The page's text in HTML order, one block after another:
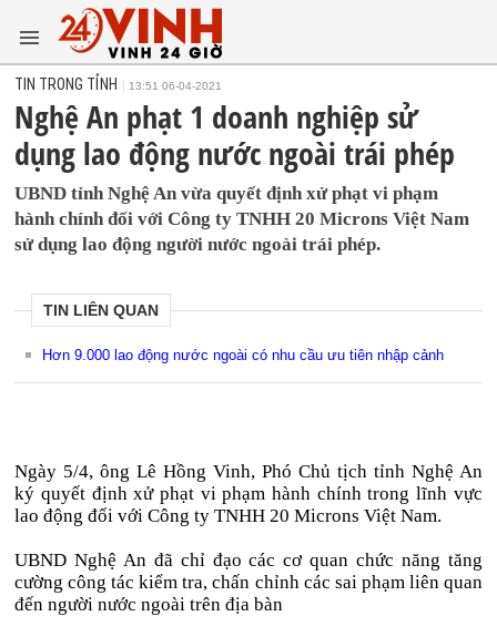
TIN TRONG TỈNH 13:51 06-04-2021
Nghệ An phạt 1 doanh nghiệp sử
dụng lao động nước ngoài trái phép
UBND tỉnh Nghệ An vừa quyết định xử phạt vi phạm
hành chính đối với Công ty TNHH 20 Microns Việt Nam
sử dụng lao động người nước ngoài trái phép.
TIN LIÊN QUAN
Hơn 9.000 lao động nước ngoài có nhu cầu ưu tiên nhập cảnh
Ngày 5/4, ông Lê Hồng Vinh, Phó Chủ tịch tỉnh Nghệ An
ký quyết định xử phạt vi phạm hành chính trong lĩnh vực
lao động đối với Công ty TNHH 20 Microns Việt Nam.
UBND Nghệ An đã chỉ đạo các cơ quan chức năng tăng
cường công tác kiểm tra, chấn chỉnh các sai phạm liên quan
đến người nước ngoài trên địa bàn